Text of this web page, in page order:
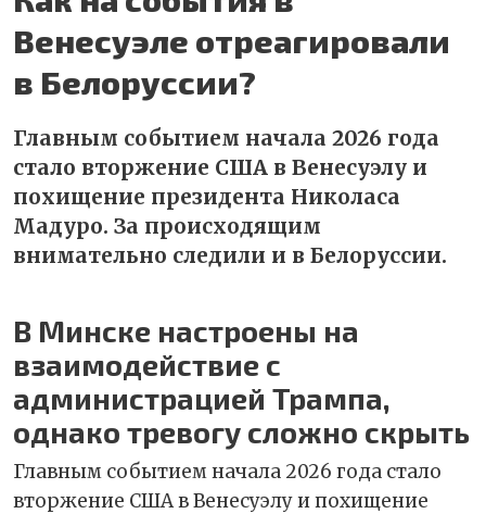
Венесуэле отреагировали
в Белоруссии?
Главным событием начала 2026 года
стало вторжение США в Венесуэлу и
похищение президента Николаса
Мадуро. За происходящим
внимательно следили и в Белоруссии.
В Минске настроены на
взаимодействие с
администрацией Трампа,
однако тревогу сложно скрыть
Главным событием начала 2026 года стало
вторжение США в Венесуэлу и похищение